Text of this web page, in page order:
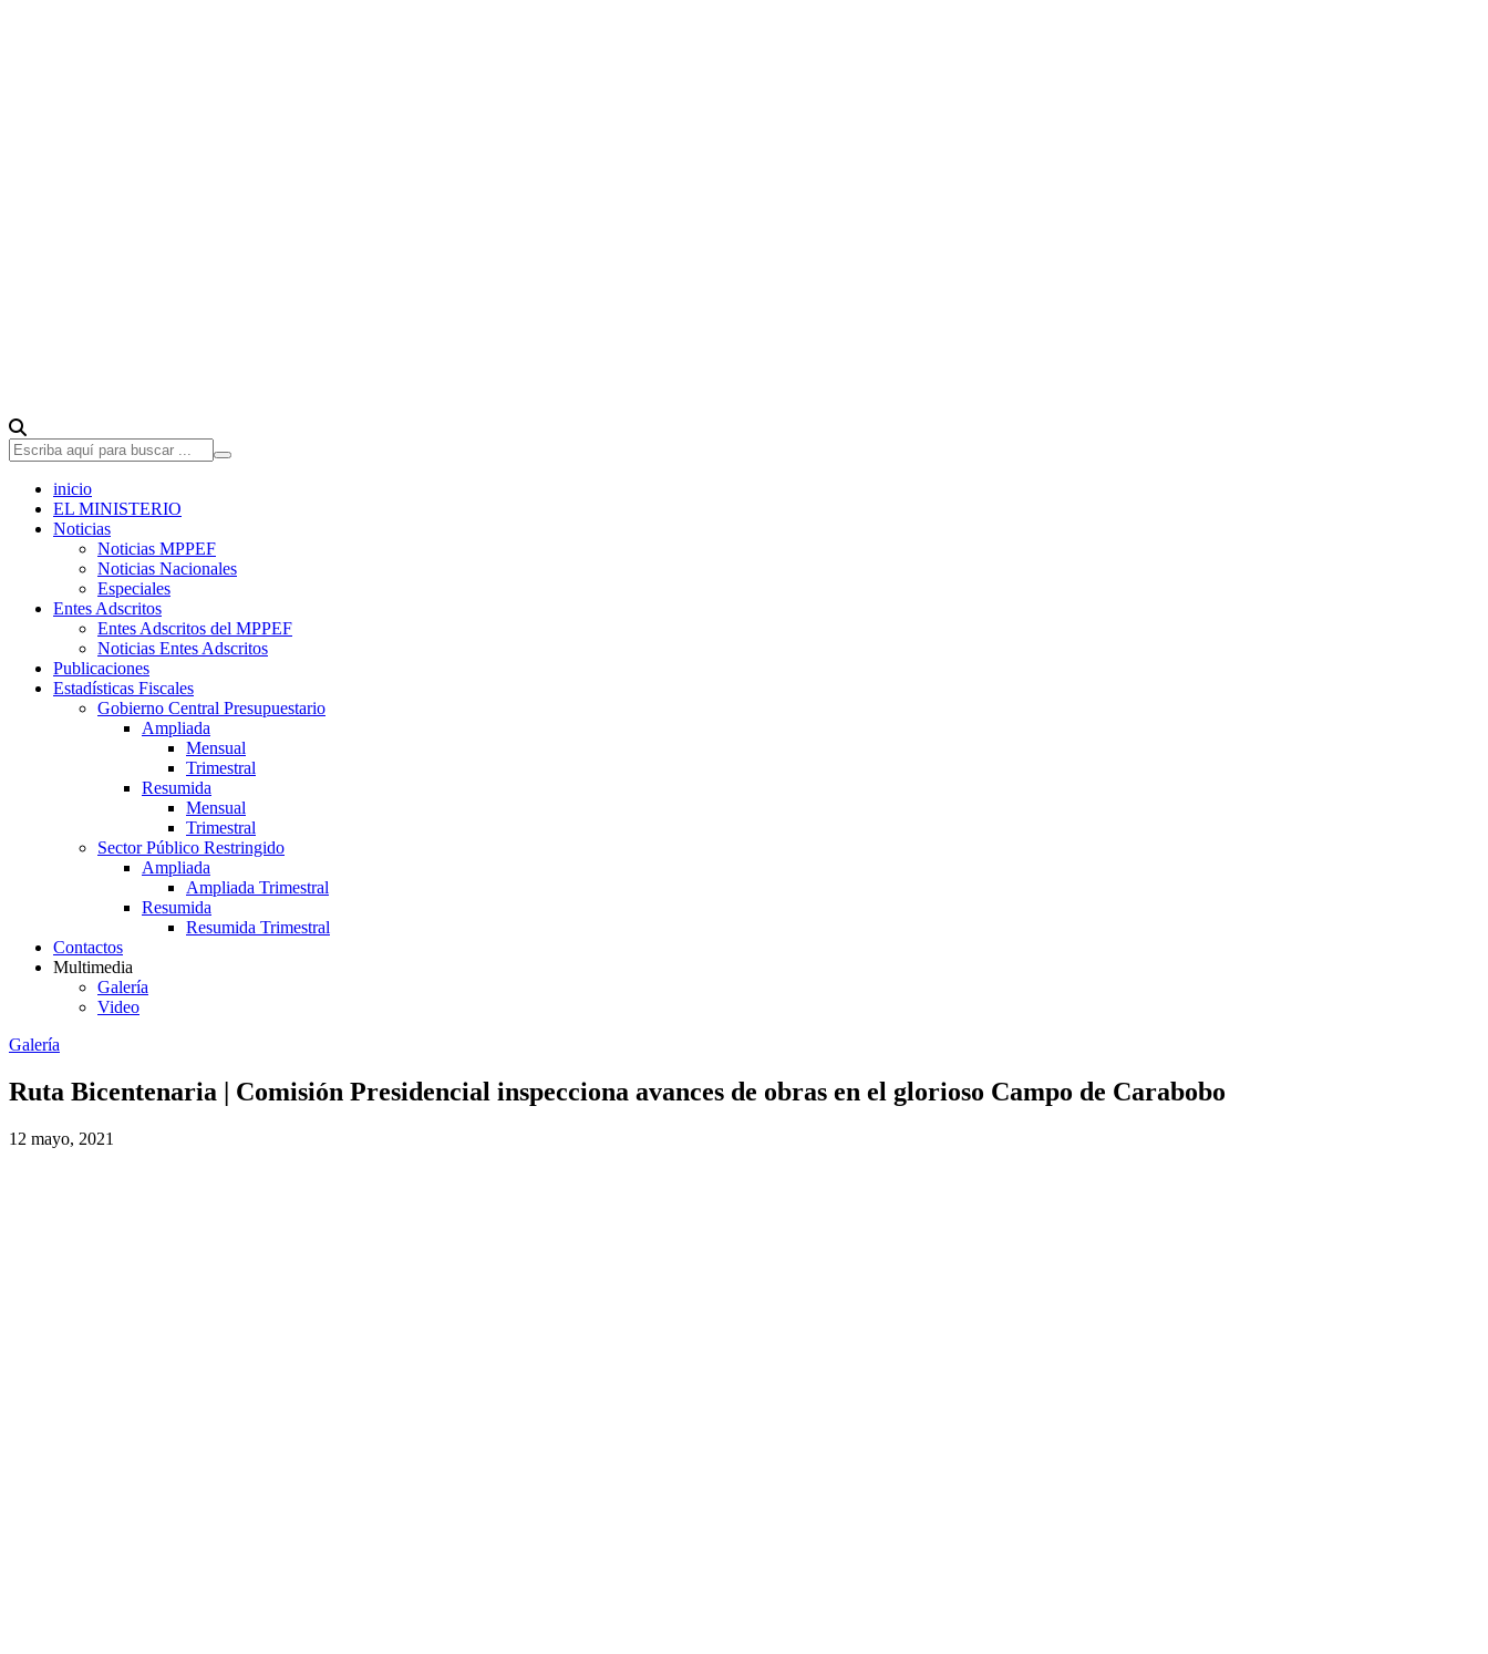
inicio
EL MINISTERIO
Noticias
Noticias MPPEF
Noticias Nacionales
Especiales
Entes Adscritos
Entes Adscritos del MPPEF
Noticias Entes Adscritos
Publicaciones
Estadísticas Fiscales
Gobierno Central Presupuestario
Ampliada
Mensual
Trimestral
Resumida
Mensual
Trimestral
Sector Público Restringido
Ampliada
Ampliada Trimestral
Resumida
Resumida Trimestral
Contactos
Multimedia
Galería
Video
Galería
Ruta Bicentenaria | Comisión Presidencial inspecciona avances de obras en el glorioso Campo de Carabobo
12 mayo, 2021